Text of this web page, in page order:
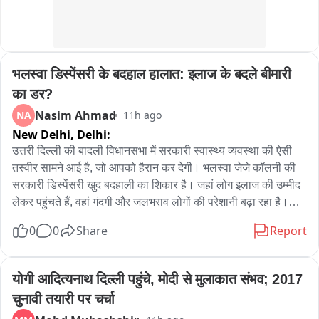
भलस्वा डिस्पेंसरी के बदहाल हालात: इलाज के बदले बीमारी
का डर?
NA Nasim Ahmad 11h ago
New Delhi, Delhi:
उत्तरी दिल्ली की बादली विधानसभा में सरकारी स्वास्थ्य व्यवस्था की ऐसी
तस्वीर सामने आई है, जो आपको हैरान कर देगी। भलस्वा जेजे कॉलनी की
सरकारी डिस्पेंसरी खुद बदहाली का शिकार है। जहां लोग इलाज की उम्मीद
लेकर पहुंचते हैं, वहां गंदगी और जलभराव लोगों की परेशानी बढ़ा रहा है।
ये तस्वीरें किसी खंडहर की नहीं, बल्कि दिल्ली सरकार की सरकारी
जेजे कॉलोनी।इलाज की उम्मीद लेकर रोजाना यहां मरीज पहुंचते हैं, लेकिन
डिस्पेंसरी के हालात देखकर सवाल उठता है—जहां इलाज मिलना चाहिए,
वहां बीमारियों का खतरा क्यों मंडरा रहा है?
0 0 Share Report
योगी आदित्यनाथ दिल्ली पहुंचे, मोदी से मुलाकात संभव; 2017
चुनावी तयारी पर चर्चा